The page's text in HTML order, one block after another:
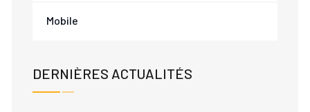
Mobile
DERNIÈRES ACTUALITÉS